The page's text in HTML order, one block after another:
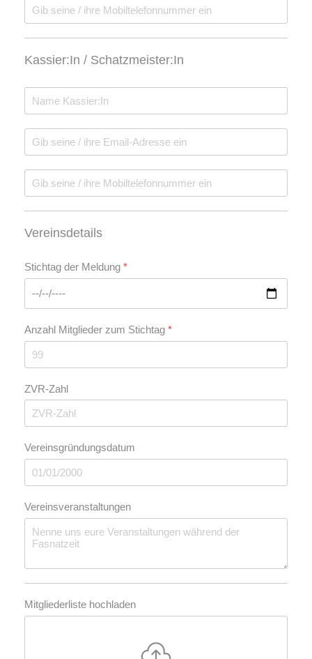
Kassier:In / Schatzmeister:In
Vereinsdetails
Stichtag der Meldung *
Anzahl Mitglieder zum Stichtag *
ZVR-Zahl
Vereinsgründungsdatum
Vereinsveranstaltungen
Mitgliederliste hochladen